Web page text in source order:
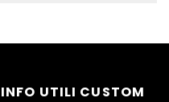
INFO UTILI CUSTOM